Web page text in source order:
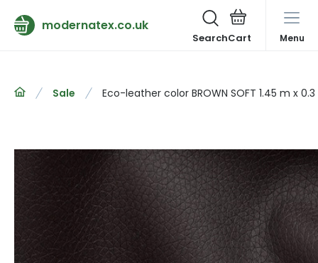
modernatex.co.uk
Search Menu
Sale Eco-leather color BROWN SOFT 1.45 m x